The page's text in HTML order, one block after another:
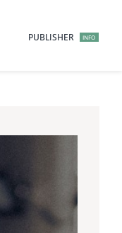
PUBLISHER INFO